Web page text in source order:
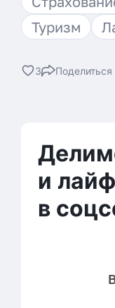
Туризм
3 Поделиться
и
в